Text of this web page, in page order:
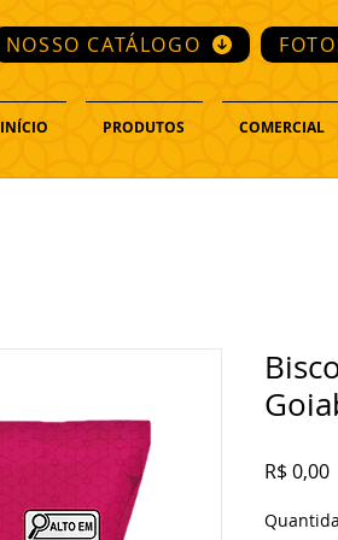
NOSSO CATÁLOGO
INÍCIO PRODUTOS COMERCIAL
R$ 0,00